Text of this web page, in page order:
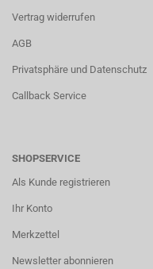
Vertrag widerrufen
AGB
Privatsphäre und Datenschutz
Callback Service
SHOPSERVICE
Als Kunde registrieren
Ihr Konto
Merkzettel
Newsletter abonnieren